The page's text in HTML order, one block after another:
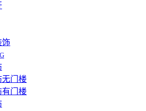
饰
无门楼
有门楼